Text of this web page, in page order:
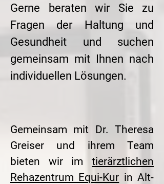
Gerne beraten wir Sie zu
Fragen der Haltung und
Gesundheit und suchen
gemeinsam mit Ihnen nach
individuellen Lösungen.
Gemeinsam mit Dr. Theresa
Greiser und ihrem Team
bieten wir im tierärztlichen
Rehazentrum Equi-Kur in Alt-